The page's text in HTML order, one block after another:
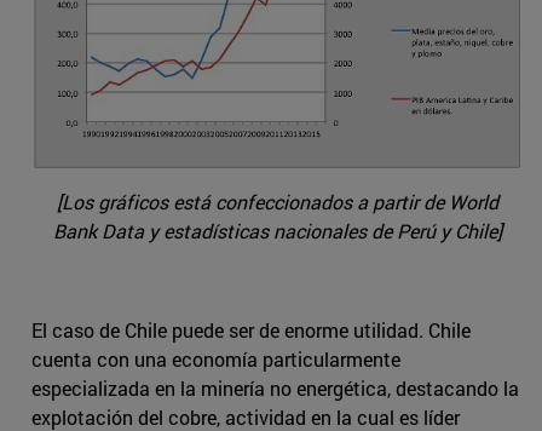
[Los gráficos está confeccionados a partir de World
Bank Data y estadísticas nacionales de Perú y Chile]
El caso de Chile puede ser de enorme utilidad. Chile
cuenta con una economía particularmente
especializada en la minería no energética, destacando la
explotación del cobre, actividad en la cual es líder